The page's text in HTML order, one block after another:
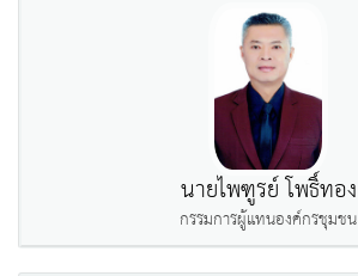
นายไพฑูรย์ โพธิ์ทอง
กรรมการผู้แทนองค์กรชุมชน